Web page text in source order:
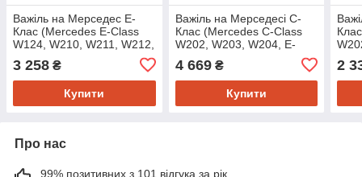
Важіль на Мерседес E-
Клас (Mercedes E-Class
W124, W210, W211, W212,
3 258 ₴
Купити
Важіль на Мерседесі C-
Клас (Mercedes C-Class
W202, W203, W204, E-
Class W124, W210, W211,
W212, W203, W204,
W212)
4 669₴
Купити
2
Про нас
99% позитивних з 101 відгука за рік